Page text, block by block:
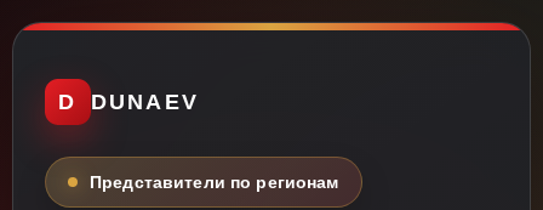
D DUNAEV
Представители по регионам